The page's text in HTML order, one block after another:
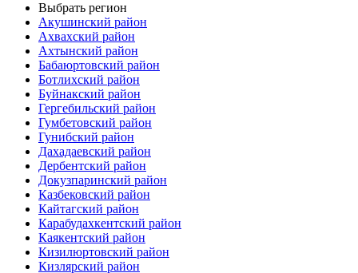
Выбрать регион
Акушинский район
Ахвахский район
Ахтынский район
Бабаюртовский район
Ботлихский район
Буйнакский район
Гергебильский район
Гумбетовский район
Гунибский район
Дахадаевский район
Дербентский район
Докузпаринский район
Казбековский район
Кайтагский район
Карабудахкентский район
Каякентский район
Кизилюртовский район
Кизлярский район